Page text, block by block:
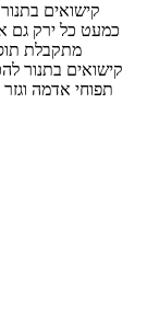
קישואים
כמעט כל ירק גם
מתקבלת
קישואים בתנור
תפוחי אדמה